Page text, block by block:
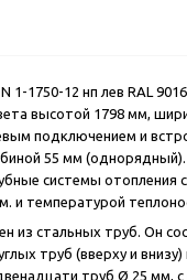
1-1750-12 нп лев RAL
высотой 1798 мм,
подключением и
55 мм
системы отопления
и температурой
из стальных труб. Он
труб (вверху и
труб Ø 25 мм,